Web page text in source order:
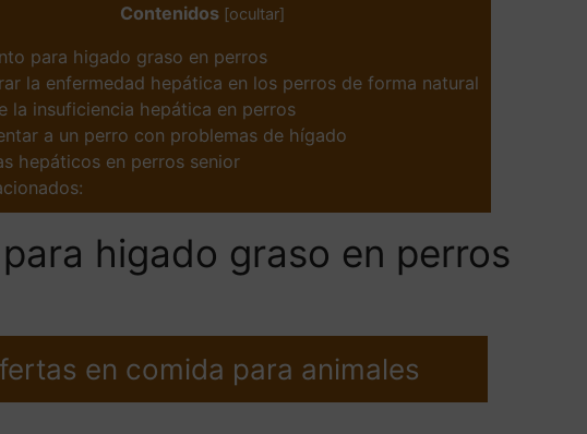
Contenidos [ocultar]
para higado graso en perros
la enfermedad hepática en los perros de forma natural
la insuficiencia hepática en perros
a un perro con problemas de hígado
hepáticos en perros senior
higado graso en perros
en comida para animales